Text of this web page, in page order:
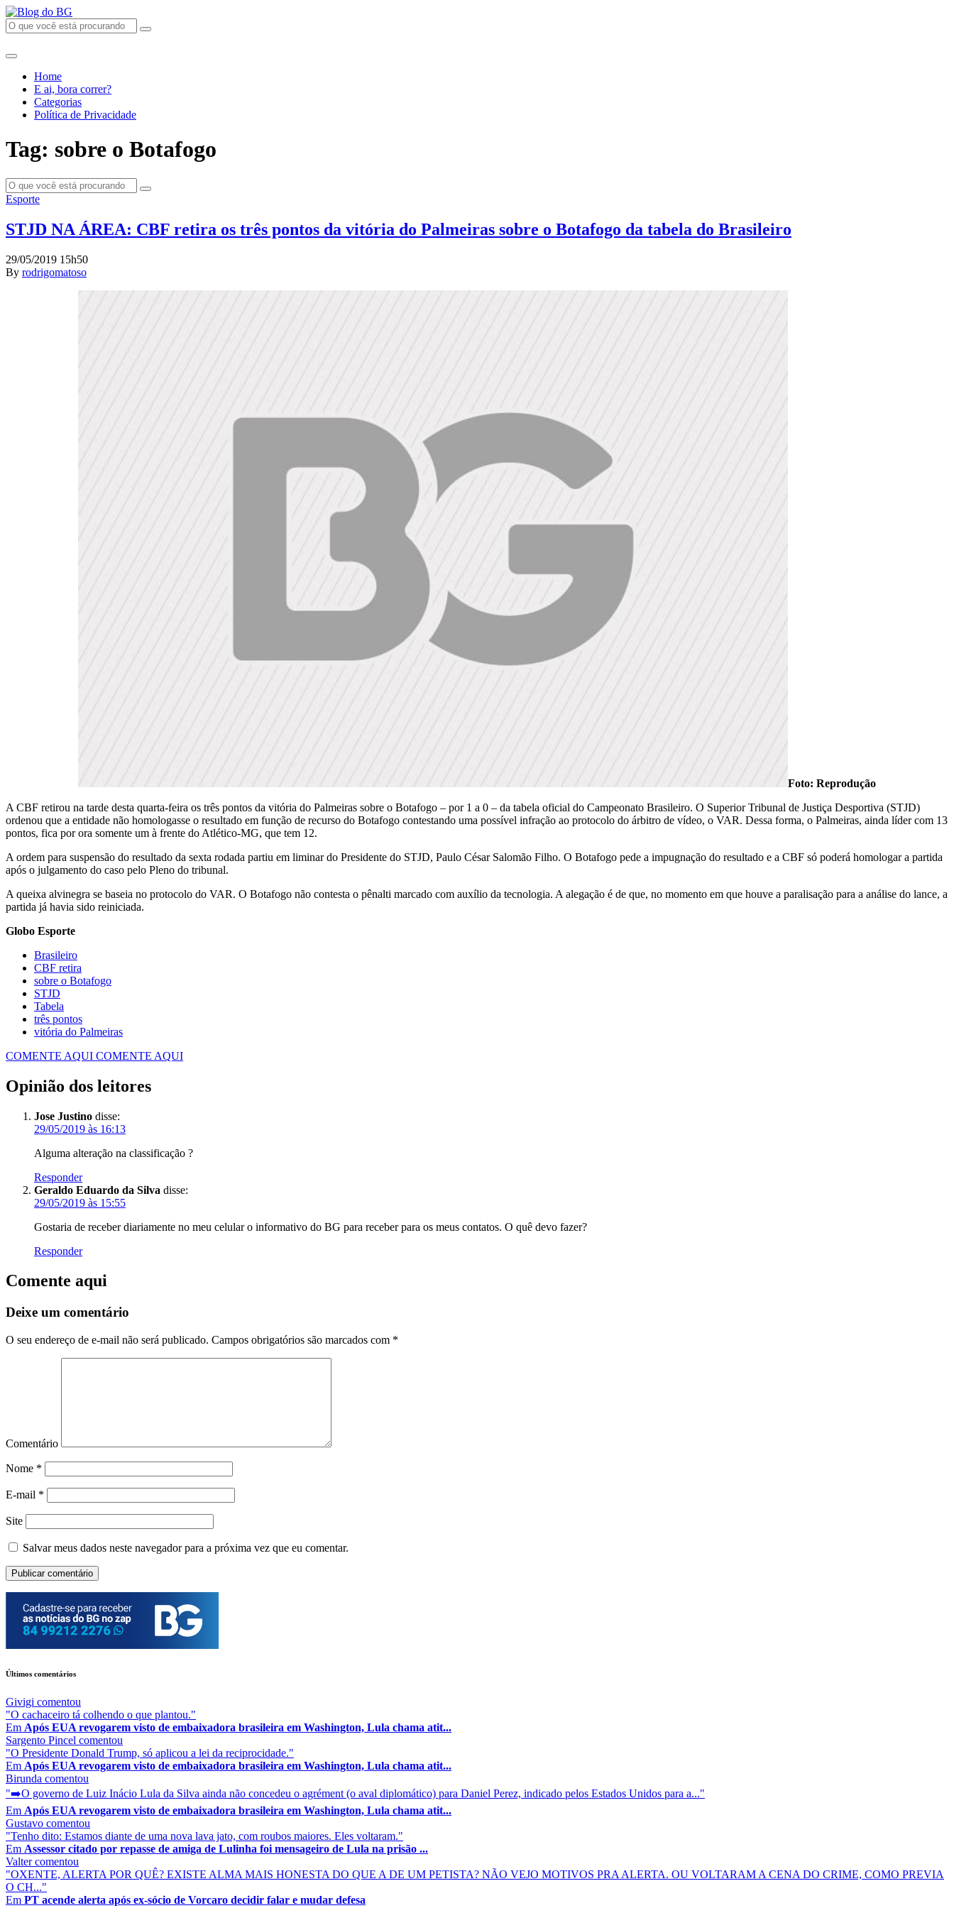
Home
E ai, bora correr?
Categorias
Política de Privacidade
Tag: sobre o Botafogo
Esporte
STJD NA ÁREA: CBF retira os três pontos da vitória do Palmeiras sobre o Botafogo da tabela do Brasileiro
29/05/2019 15h50
By rodrigomatoso
Foto: Reprodução
A CBF retirou na tarde desta quarta-feira os três pontos da vitória do Palmeiras sobre o Botafogo – por 1 a 0 – da tabela oficial do Campeonato Brasileiro. O Superior Tribunal de Justiça Desportiva (STJD)
ordenou que a entidade não homologasse o resultado em função de recurso do Botafogo contestando uma possível infração ao protocolo do árbitro de vídeo, o VAR. Dessa forma, o Palmeiras, ainda líder com 13
pontos, fica por ora somente um à frente do Atlético-MG, que tem 12.
A ordem para suspensão do resultado da sexta rodada partiu em liminar do Presidente do STJD, Paulo César Salomão Filho. O Botafogo pede a impugnação do resultado e a CBF só poderá homologar a partida
após o julgamento do caso pelo Pleno do tribunal.
A queixa alvinegra se baseia no protocolo do VAR. O Botafogo não contesta o pênalti marcado com auxílio da tecnologia. A alegação é de que, no momento em que houve a paralisação para a análise do lance, a
partida já havia sido reiniciada.
Globo Esporte
Brasileiro
CBF retira
sobre o Botafogo
STJD
Tabela
três pontos
vitória do Palmeiras
COMENTE AQUI COMENTE AQUI
Opinião dos leitores
Jose Justino disse:
29/05/2019 às 16:13
Alguma alteração na classificação ?
Responder
Geraldo Eduardo da Silva disse:
29/05/2019 às 15:55
Gostaria de receber diariamente no meu celular o informativo do BG para receber para os meus contatos. O quê devo fazer?
Responder
Comente aqui
Deixe um comentário
O seu endereço de e-mail não será publicado. Campos obrigatórios são marcados com *
Comentário
Nome *
E-mail *
Site
Salvar meus dados neste navegador para a próxima vez que eu comentar.
Últimos comentários
Givigi comentou
"O cachaceiro tá colhendo o que plantou."
Em Após EUA revogarem visto de embaixadora brasileira em Washington, Lula chama atit...
Sargento Pincel comentou
"O Presidente Donald Trump, só aplicou a lei da reciprocidade."
Em Após EUA revogarem visto de embaixadora brasileira em Washington, Lula chama atit...
Birunda comentou
"➡️O governo de Luiz Inácio Lula da Silva ainda não concedeu o agrément (o aval diplomático) para Daniel Perez, indicado pelos Estados Unidos para a..."
Em Após EUA revogarem visto de embaixadora brasileira em Washington, Lula chama atit...
Gustavo comentou
"Tenho dito: Estamos diante de uma nova lava jato, com roubos maiores. Eles voltaram."
Em Assessor citado por repasse de amiga de Lulinha foi mensageiro de Lula na prisão ...
Valtercomentou
"OXENTE, ALERTA POR QUÊ? EXISTE ALMA MAIS HONESTA DO QUE A DE UM PETISTA? NÃO VEJO MOTIVOS PRA ALERTA. OU VOLTARAM A CENA DO CRIME, COMO PREVIA
O CH..."
Em PT acende alerta após ex-sócio de Vorcaro decidir falar e mudar defesa